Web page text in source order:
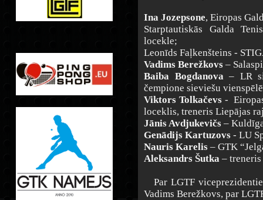
Ina Jozepsone, Eiropas
Starptautiskās Galda
locekle;
Leonīds Faļkenšteins -
Vadims Berežkovs –
Baiba Bogdanova– LR
čempione sieviešu
Viktors Tolkačevs- Eiropas
loceklis, treneris Liepājas
Jānis Avdjukevičs –
Genādijs Kartuzovs - LU
Nauris Karelis – GTK
Aleksandrs Šutka – treneris
Par LGTF
Vadims Berežkovs, par